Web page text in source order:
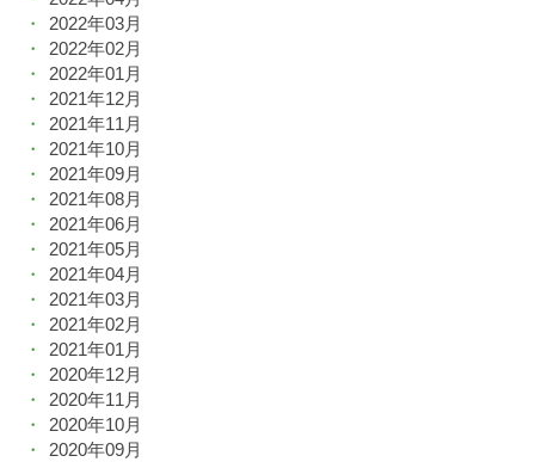
2022年03月
2022年02月
2022年01月
2021年12月
2021年11月
2021年10月
2021年09月
2021年08月
2021年06月
2021年05月
2021年04月
2021年03月
2021年02月
2021年01月
2020年12月
2020年11月
2020年10月
2020年09月